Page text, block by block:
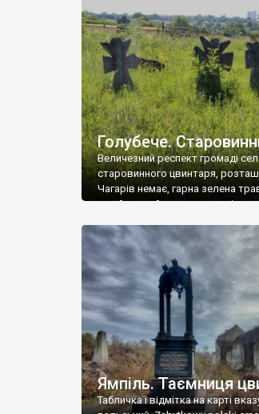
Голубече.
Величезний респект громаді
старовинного цвинтаря,
Чагарів немає, гарна зелена
– найкращий регулятор
бруньками, кози ті бруньки
делікатес. На цвинтарі у
різноманітних форм хрестів.
Ямпіль. Таємниця
Табличка і відмітка на карті